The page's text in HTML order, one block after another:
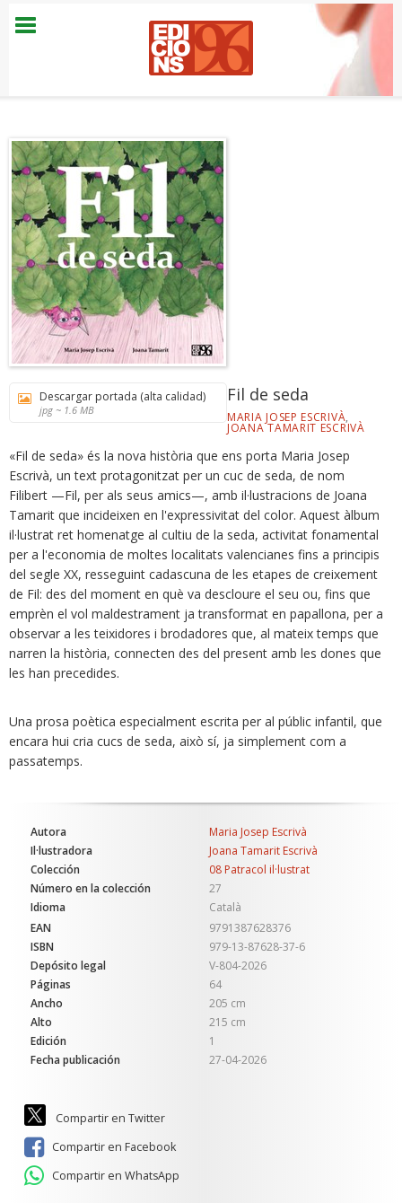
Descargar portada (alta calidad)
jpg ~ 1.6 MB
Fil de seda
MARIA JOSEP ESCRIVÀ,
JOANA TAMARIT ESCRIVÀ
«Fil de seda» és la nova història que ens porta Maria Josep
Escrivà, un text protagonitzat per un cuc de seda, de nom
Filibert —Fil, per als seus amics—, amb il·lustracions de Joana
Tamarit que incideixen en l'expressivitat del color. Aquest àlbum
il·lustrat ret homenatge al cultiu de la seda, activitat fonamental
per a l'economia de moltes localitats valencianes fins a principis
del segle XX, resseguint cadascuna de les etapes de creixement
de Fil: des del moment en què va descloure el seu ou, fins que
emprèn el vol maldestrament ja transformat en papallona, per a
observar a les teixidores i brodadores que, al mateix temps que
narren la història, connecten des del present amb les dones que
les han precedides.
Una prosa poètica especialment escrita per al públic infantil, que
encara hui cria cucs de seda, això sí, ja simplement com a
passatemps.
Autora
Maria Josep Escrivà
Il·lustradora
Joana Tamarit Escrivà
Colección
08 Patracol il·lustrat
Número en la colección
27
Idioma
Català
EAN
9791387628376
ISBN
979-13-87628-37-6
Depósito legal
V-804-2026
Páginas
64
Ancho
205 cm
Alto
215 cm
Edición
1
Fecha publicación
27-04-2026
Compartir en Twitter
Compartir en Facebook
Compartir en WhatsApp